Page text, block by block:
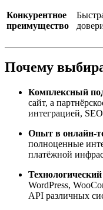
Конкурентное
преимущество
Почему
Комплексный
сайт, а
интеграцией,
Опыт в онлайн-
полноценные
платёжной
WordPress,
API различных